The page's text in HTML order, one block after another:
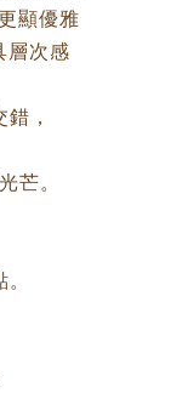
顯優雅
層次感
，
芒。